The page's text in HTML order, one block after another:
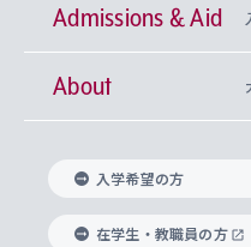
文学部
総合人間科学部
経済学部
上智大学の全学共
基盤教育センター
キリスト教人間学
身体知
上智大学の語学教
言語教育研究セ
上智大学のグロー
グローバル教育
学びのサポート
キリスト教文化
中世思想研究所
国際言語情報研
Sophia Open
産官学連携
知的財産
研究支援制度
学期区分と授業時
課外活動
課外教育プログ
ボランティア活動
グローバルな学び
学生の相談窓口
Admissions & Aid
上智大学で取得で
入れの方針）
科目等履修生
About
理事長・学長メッ
学長・副学長紹介
上智大学の精神
入学希望の方
在学生・教職員の方